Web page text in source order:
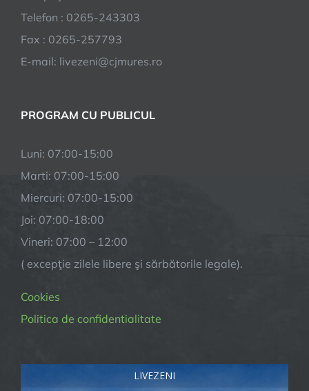
Telefon : 0265-243303
Fax : 0265-257793
E-mail: livezeni@cjmures.ro
PROGRAM CU PUBLICUL
Luni: 07:00-15:00
Marti: 07:00-15:00
Miercuri: 07:00-15:00
Joi: 07:00-18:00
Vineri: 07:00 – 12:00
( excepţie zilele libere şi sărbătorile legale).
Cookies
Politica de confidentialitate
LIVEZENI